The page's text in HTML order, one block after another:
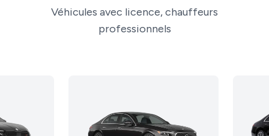
Véhicules avec licence, chauffeurs
professionnels